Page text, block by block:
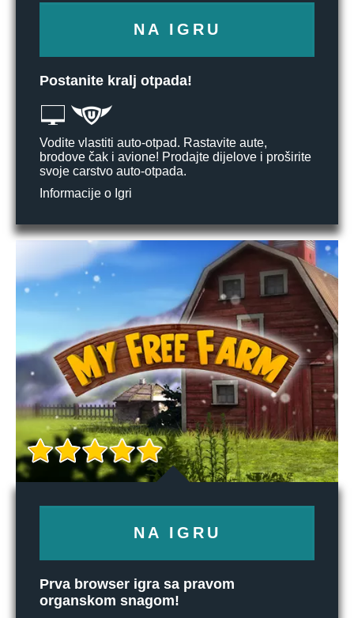
NA IGRU
Postanite kralj otpada!
Vodite vlastiti auto-otpad. Rastavite aute,
brodove čak i avione! Prodajte dijelove i proširite
svoje carstvo auto-otpada.
Informacije o Igri
NA IGRU
Prva browser igra sa pravom
organskom snagom!